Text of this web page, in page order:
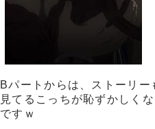
Bパートからは、ストーリ
見てるこっちが恥ずかしく
ですｗ